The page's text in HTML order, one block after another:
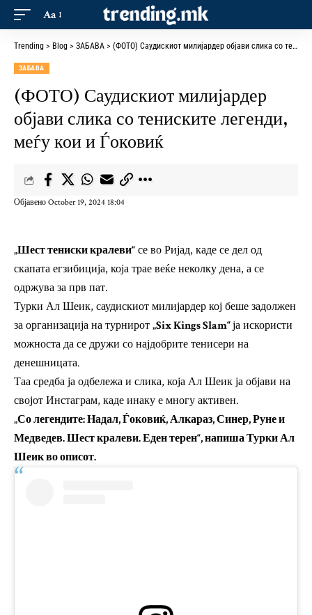
Aa
Trending > Blog > ЗАБАВА > (ФОТО) Саудискиот милијардер објави слика со тениските легенди, меѓу кои и Ѓоковиќ
ЗАБАВА
(ФОТО) Саудискиот милијардер
објави слика со тениските легенди,
меѓу кои и Ѓоковиќ
Објавено October 19, 2024 18:04
„Шест тениски кралеви“се во Ријад, каде се дел од
скапата егзибиција, која трае веќе неколку дена, а се
одржува за прв пат.
Турки Ал Шеик, саудискиот милијардер кој беше задолжен
за организација на турнирот„Six Kings Slam“ја искористи
можноста да се дружи со најдобрите тенисери на
денешницата.
Таа средба ја одбележа и слика, која Ал Шеик ја објави на
својот Инстаграм, каде инаку е многу активен.
„Со легендите: Надал, Ѓоковиќ, Алкараз, Синер, Руне и
Медведев. Шест кралеви. Еден терен“, напиша Турки Ал
Шеик во описот.